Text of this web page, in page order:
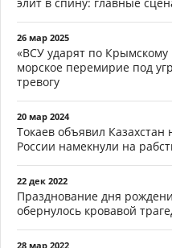
26 мар 2025
«ВСУ ударят по
морское перемирие под
тревогу
20 мар 2024
Токаев объявил
России намекнули на
22 дек 2022
Празднование дня
обернулось кровавой
28 мар 2022